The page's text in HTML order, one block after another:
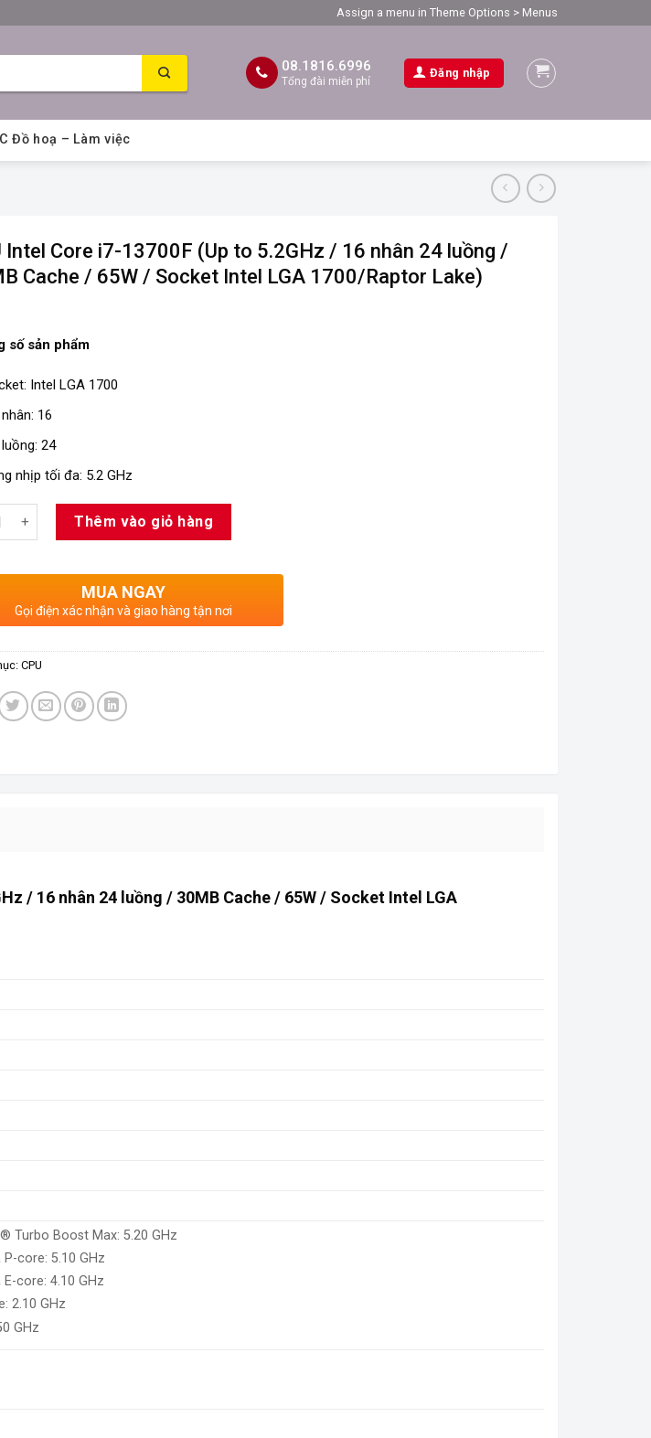
Assign a menu in Theme Options > Menus
08.1816.6996
Tổng đài miễn phí
Đăng nhập
Đồ hoạ – Làm việc
Intel Core i7-13700F (Up to 5.2GHz / 16 nhân 24 luồng /
Cache / 65W / Socket Intel LGA 1700/Raptor Lake)
số sản phẩm
Intel LGA 1700
16
24
nhịp tối đa: 5.2 GHz
Thêm vào giỏ hàng
MUA NGAY
Gọi điện xác nhận và giao hàng tận nơi
CPU
/ 16 nhân 24 luồng / 30MB Cache / 65W / Socket Intel LGA
Turbo Boost Max: 5.20 GHz
core: 5.10 GHz
core: 4.10 GHz
2.10 GHz
GHz